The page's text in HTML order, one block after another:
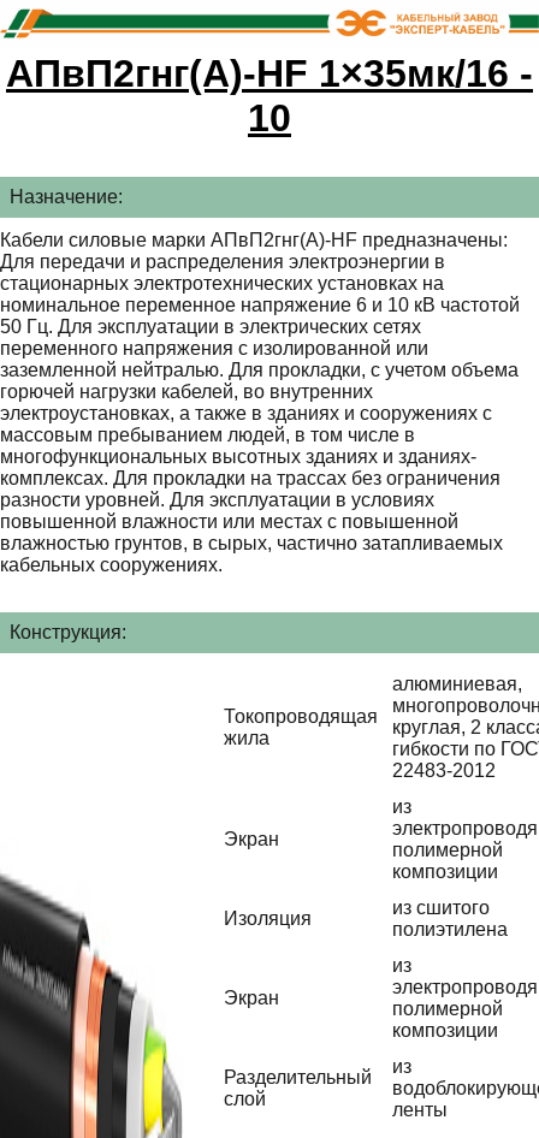
АПвП2гнг(А)-HF 1×35мк/16 -
10
Назначение:
Кабели силовые марки АПвП2гнг(А)-HF предназначены:
Для передачи и распределения электроэнергии в
стационарных электротехнических установках на
номинальное переменное напряжение 6 и 10 кВ частотой
50 Гц. Для эксплуатации в электрических сетях
переменного напряжения с изолированной или
заземленной нейтралью. Для прокладки, с учетом объема
горючей нагрузки кабелей, во внутренних
электроустановках, а также в зданиях и сооружениях с
массовым пребыванием людей, в том числе в
многофункциональных высотных зданиях и зданиях-
комплексах. Для прокладки на трассах без ограничения
разности уровней. Для эксплуатации в условиях
повышенной влажности или местах с повышенной
влажностью грунтов, в сырых, частично затапливаемых
кабельных сооружениях.
Конструкция:
Токопроводящая
жила
алюминиевая,
круглая, 2
гибкости по
22483-2012
Экран
из
полимерной
композиции
Изоляция
из сшитого
полиэтилена
Экран
из
полимерной
композиции
Разделительный
слой
из
ленты